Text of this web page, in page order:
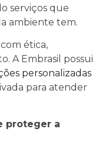
serviços que
ambiente tem.
ética,
A Embrasil possui
personalizadas
para atender
proteger a